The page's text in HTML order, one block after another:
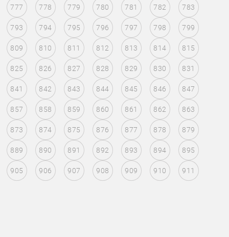
777 778 779 780 781 782 783
793 794 795 796 797 798 799
809 810 811 812 813 814 815
825 826 827 828 829 830 831
841 842 843 844 845 846 847
857 858 859 860 861 862 863
873 874 875 876 877 878 879
889 890 891 892 893 894 895
905 906 907 908 909 910 911